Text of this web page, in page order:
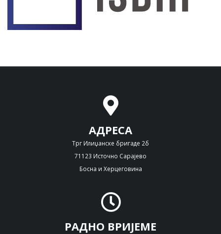
АДРЕСА
Трг Илиџанске бригаде 2б
71123 Источно Сарајево
Босна и Херцеговина
РАДНО ВРИЈЕМЕ